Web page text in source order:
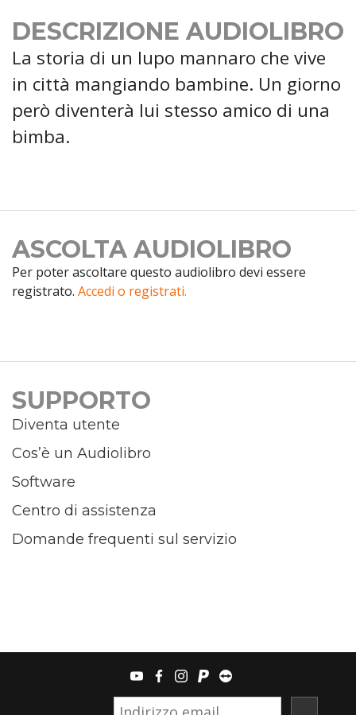
DESCRIZIONE AUDIOLIBRO
La storia di un lupo mannaro che vive
in città mangiando bambine. Un giorno
però diventerà lui stesso amico di una
bimba.
ASCOLTA AUDIOLIBRO
Per poter ascoltare questo audiolibro devi essere
registrato. Accedi o registrati.
SUPPORTO
Diventa utente
Cos’è un Audiolibro
Software
Centro di assistenza
Domande frequenti sul servizio
youtubefacebook
instagram
paypalteamviewer